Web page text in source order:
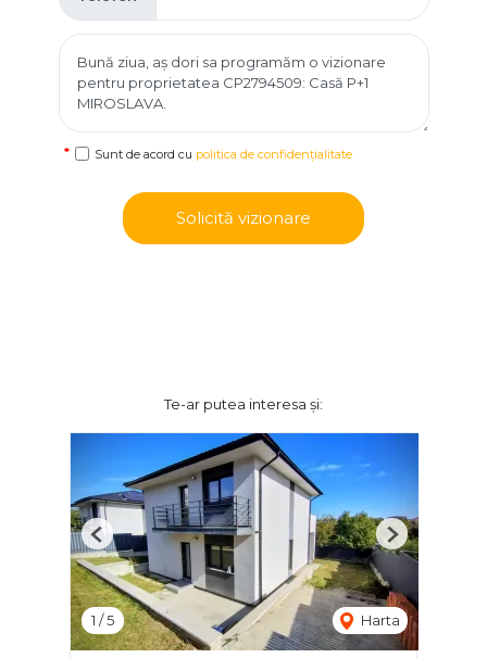
Sunt de acord cu politica de confidențialitate
Solicită vizionare
Te-ar putea interesa și:
1 /5 Harta
Previous Next